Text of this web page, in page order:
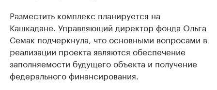
Разместить комплекс планируется на
Кашкадане. Управляющий директор фонда Ольга
Семак подчеркнула, что основными вопросами в
реализации проекта являются обеспечение
заполняемости будущего объекта и получение
федерального финансирования.